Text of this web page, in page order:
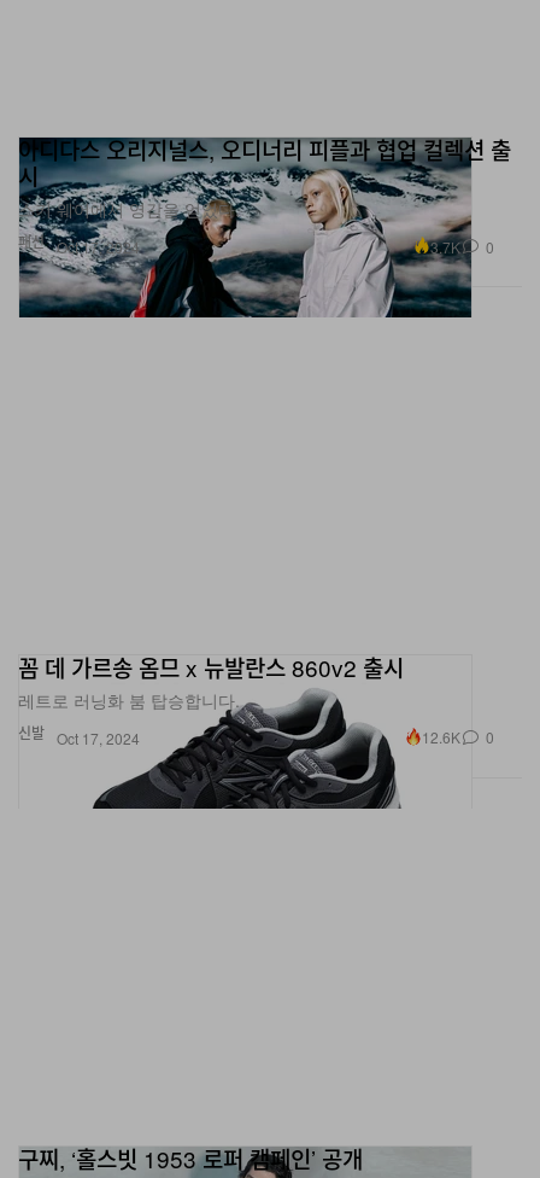
패션
아디다스 오리지널스, 오디너리 피플과 협업 컬렉션 출
시
스키 웨어에서 영감을 얻었다.
Oct 17, 2024 3.7K 0
신발
꼼 데 가르송 옴므 x 뉴발란스 860v2 출시
레트로 러닝화 붐 탑승합니다.
Oct 17, 2024 12.6K 0
구찌, ‘홀스빗 1953 로퍼 캠페인’ 공개